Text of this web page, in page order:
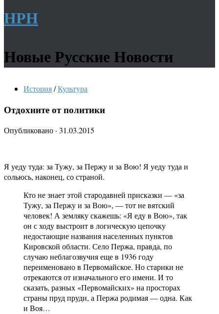
НРН
Новые Русские Новости
История/Культура
Отдохните от политики
Опубликовано · 31.03.2015
Я уеду туда: за Тужу, за Пержу и за Вою! Я уеду туда и
сольюсь, наконец, со страной.
Кто не знает этой стародавней присказки — «за
Тужу, за Пержу и за Вою», — тот не вятский
человек! А земляку скажешь: «Я еду в Вою», так
он с ходу выстроит в логическую цепочку
недостающие названия населенных пунктов
Кировской области. Село Пержа, правда, по
случаю неблагозвучия еще в 1936 году
переименовано в Первомайское. Но старики не
отрекаются от изначального его имени. И то
сказать, разных «Первомайских» на просторах
страны пруд пруди, а Пержа родимая — одна. Как
и Воя…